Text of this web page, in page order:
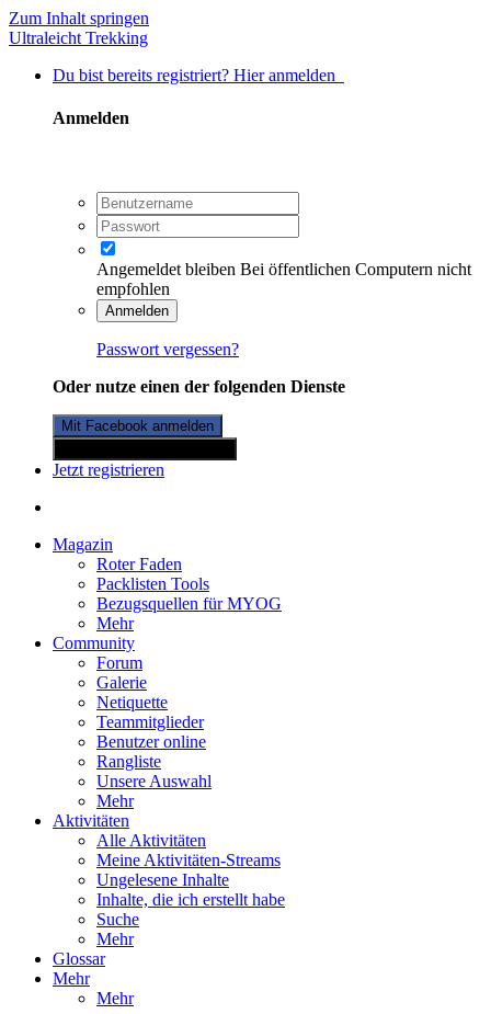
Zum Inhalt springen
Ultraleicht Trekking
Du bist bereits registriert? Hier anmelden
Anmelden
Angemeldet bleiben Bei öffentlichen Computern nicht
empfohlen
Anmelden
Passwort vergessen?
Oder nutze einen der folgenden Dienste
Mit Facebook anmelden
Jetzt registrieren
Magazin
Roter Faden
Packlisten Tools
Bezugsquellen für MYOG
Mehr
Community
Forum
Galerie
Netiquette
Teammitglieder
Benutzer online
Rangliste
Unsere Auswahl
Mehr
Aktivitäten
Alle Aktivitäten
Meine Aktivitäten-Streams
Ungelesene Inhalte
Inhalte, die ich erstellt habe
Suche
Mehr
Glossar
Mehr
Mehr